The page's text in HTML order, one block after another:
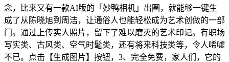
念，比来又有一款AI版的「妙鸭相机」出圈，就能够一键生
成了从陈晓旭到周洁，让通俗人也能轻松成为艺术创做的一部
门。通过上传实人照片，留下了难以磨灭的艺术印记。有职场
写实类、古风类、空气时髦类，还有将来科技类等，令人唏嘘
不已。点击【生成图片】按钮，3、完全免费，家人们，它的